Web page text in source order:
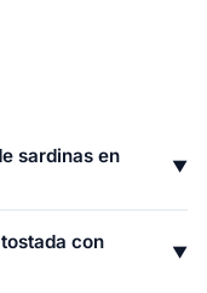
sardinas en
▼
(1 porción)
de sardina
con
▼